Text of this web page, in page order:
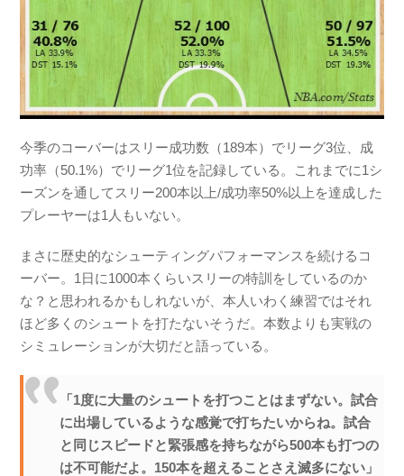
今季のコーバーはスリー成功数（189本）でリーグ3位、成
功率（50.1%）でリーグ1位を記録している。これまでに1シ
ーズンを通してスリー200本以上/成功率50%以上を達成した
プレーヤーは1人もいない。
まさに歴史的なシューティングパフォーマンスを続けるコ
ーバー。1日に1000本くらいスリーの特訓をしているのか
な？と思われるかもしれないが、本人いわく練習ではそれ
ほど多くのシュートを打たないそうだ。本数よりも実戦の
シミュレーションが大切だと語っている。
「1度に大量のシュートを打つことはまずない。試合
に出場しているような感覚で打ちたいからね。試合
と同じスピードと緊張感を持ちながら500本も打つの
は不可能だよ。150本を超えることさえ滅多にない」